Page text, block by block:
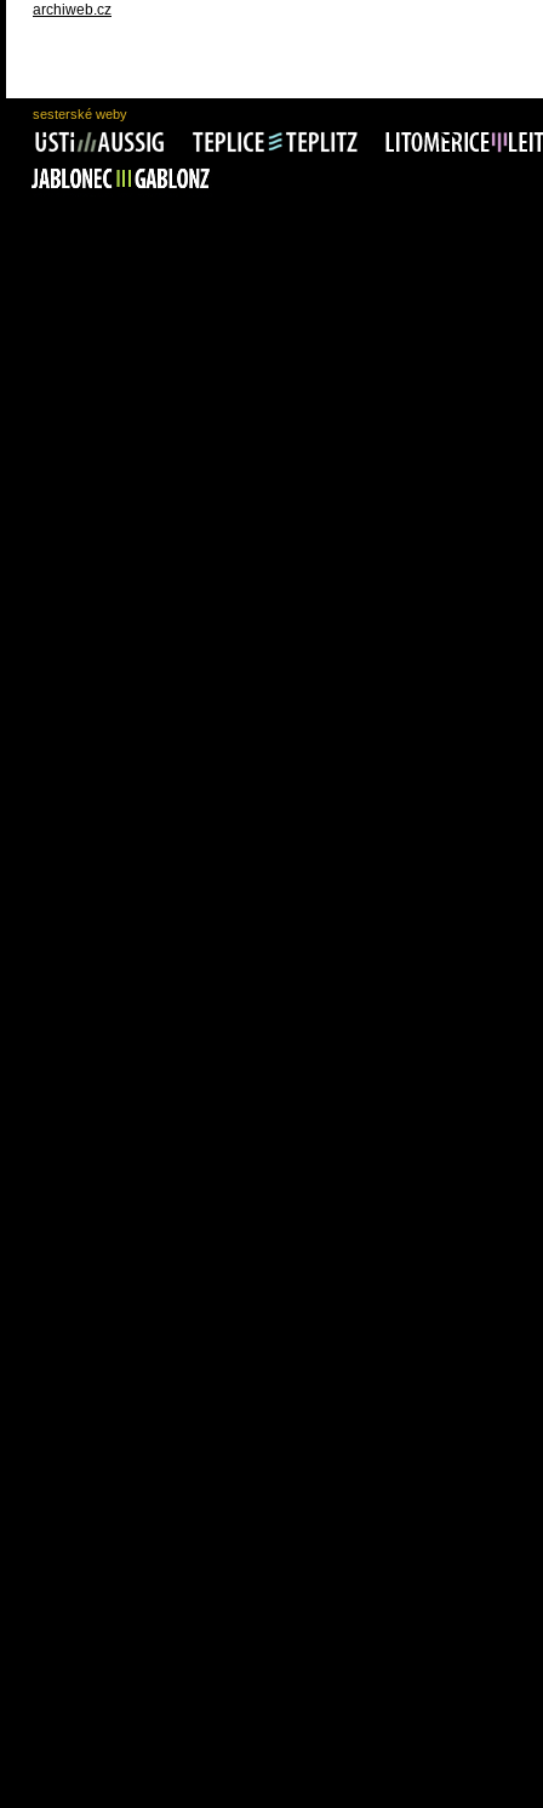
archiweb.cz
sesterské weby